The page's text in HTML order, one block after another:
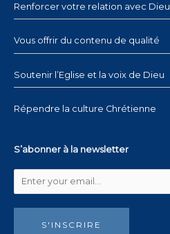
Renforcer votre relation avec Dieu
Vous offrir du contenu de qualité
Soutenir l’Eglise et la voix de Dieu
Répendre la culture Chrétienne
S’abonner à la newsletter
S'INSCRIRE